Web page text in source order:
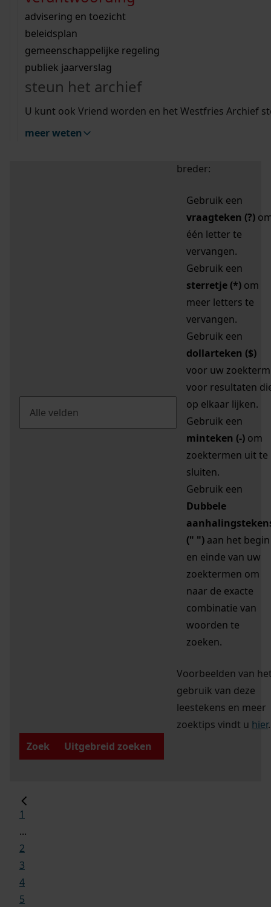
bouwvergunningen
omgevingsvergunningen
vergunningen
beeld en geluid
uitleg nodig?
Wij helpen u op weg met een aantal zoektips.
bekijk alle zoektips
Wij helpen u op weg met een aantal zoektips.
bekijk alle zoektips
bekijk ons geschiedenislokaal
advisering en toezicht
beleidsplan
gemeenschappelijke regeling
publiek jaarverslag
steun het archief
U kunt ook Vriend worden en het Westfries Archief
meer weten
zoektips
Mijn Studiezaal (inloggen)
uw zoekopdracht te
breder:
Gebruik een
vraagteken (?)
één letter te
vervangen.
Gebruik een
sterretje (*) om
meer letters te
vervangen.
Gebruik een
dollarteken ($)
voor uw zoekterm
voor resultaten
op elkaar lijken.
Gebruik een
minteken (-) om
zoektermen uit te
sluiten.
Gebruik een
Dubbele
(" ") aan het begin
en einde van uw
zoektermen om
naar de exacte
combinatie van
woorden te
zoeken.
Voorbeelden van
gebruik van deze
leestekens en meer
zoektips vindt u hier.
Zoek
Uitgebreid zoeken
1
...
2
3
4
5